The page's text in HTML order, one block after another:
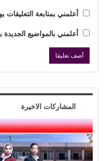
أعلمني بمتابعة التعليقات
أعلمني بالمواضيع الجديدة
المشاركات الاخيرة